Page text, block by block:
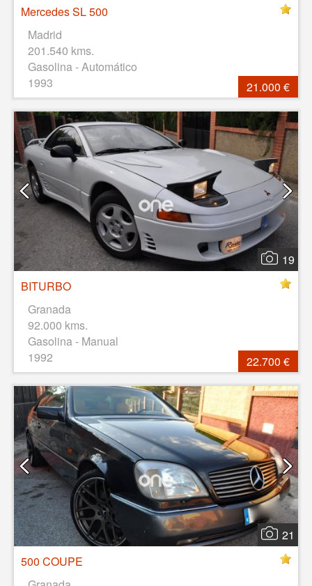
Mercedes SL 500
Madrid
201.540 kms.
Gasolina - Automático
1993
21.000 €
19
BITURBO
Granada
92.000 kms.
Gasolina - Manual
1992
22.700 €
21
500 COUPE